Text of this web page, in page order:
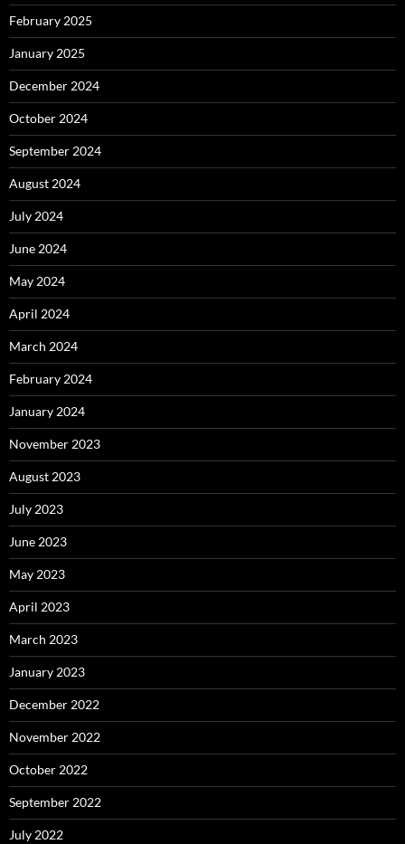
February 2025
January 2025
December 2024
October 2024
September 2024
August 2024
July 2024
June 2024
May 2024
April 2024
March 2024
February 2024
January 2024
November 2023
August 2023
July 2023
June 2023
May 2023
April 2023
March 2023
January 2023
December 2022
November 2022
October 2022
September 2022
July 2022